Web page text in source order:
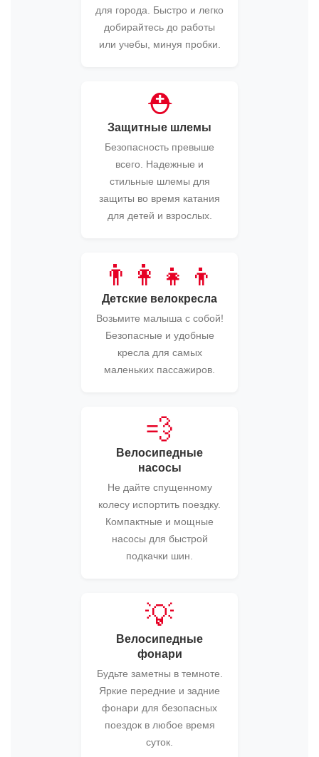
для города. Быстро и легко
добирайтесь до работы
или учебы, минуя пробки.
⛑️
Защитные шлемы
Безопасность превыше
всего. Надежные и
стильные шлемы для
защиты во время катания
для детей и взрослых.
👨‍👩‍👧‍👦
Детские велокресла
Возьмите малыша с собой!
Безопасные и удобные
кресла для самых
маленьких пассажиров.
💨
Велосипедные
насосы
Не дайте спущенному
колесу испортить поездку.
Компактные и мощные
насосы для быстрой
подкачки шин.
💡
Велосипедные
фонари
Будьте заметны в темноте.
Яркие передние и задние
фонари для безопасных
поездок в любое время
суток.